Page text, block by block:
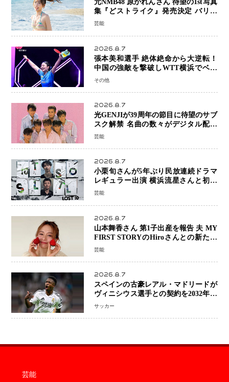
元NMB48 原かれんさん 待望の1st写真
集『どストライク』発売決定 バリで
魅せる25歳の新境地
芸能
2026.8.7
張本美和選手 絶体絶命から大逆転！
中国の強敵を撃破しWTT横浜でベス
ト8進出
その他
2026.8.7
光GENJIが39周年の節目に待望のサブ
スク解禁 名曲の数々がデジタル配信
へ 40周年へ向け1年間で全作品を順次
芸能
2026.8.7
小栗旬さんが5年ぶり民放連続ドラマ
レギュラー出演 横浜流星さんと初共
演『LOST10』で異色バディ結成
芸能
2026.8.7
山本舞香さん 第1子出産を報告 夫 MY
FIRST STORYのHiroさんとの新たな
家族生活「母子ともに健康」
芸能
2026.8.7
スペインの古豪レアル・マドリードが
ヴィニシウス選手との契約を2032年ま
で延長 長期交渉が決着 年俸は約43億
サッカー
芸能